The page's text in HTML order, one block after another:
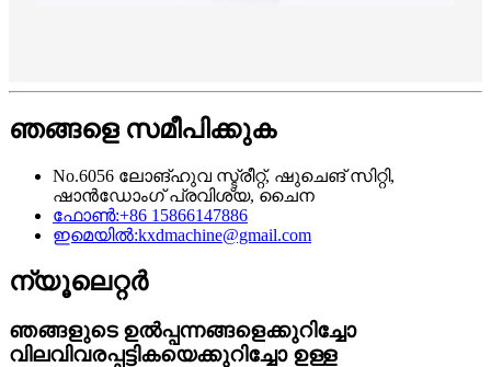
ഞങ്ങളെ സമീപിക്കുക
No.6056 ലോങ്‌ഹുവ സ്ട്രീറ്റ്, ഷുചെങ് സിറ്റി,
ഷാൻഡോംഗ് പ്രവിശ്യ, ചൈന
ഫോൺ:+86 15866147886
ഇമെയിൽ:kxdmachine@gmail.com
ന്യൂലെറ്റർ
ഞങ്ങളുടെ ഉൽപ്പന്നങ്ങളെക്കുറിച്ചോ
വിലവിവരപ്പട്ടികയെക്കുറിച്ചോ ഉള്ള